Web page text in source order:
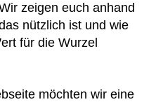
zeigen euch anhand
nützlich ist und wie
für die Wurzel
möchten wir eine